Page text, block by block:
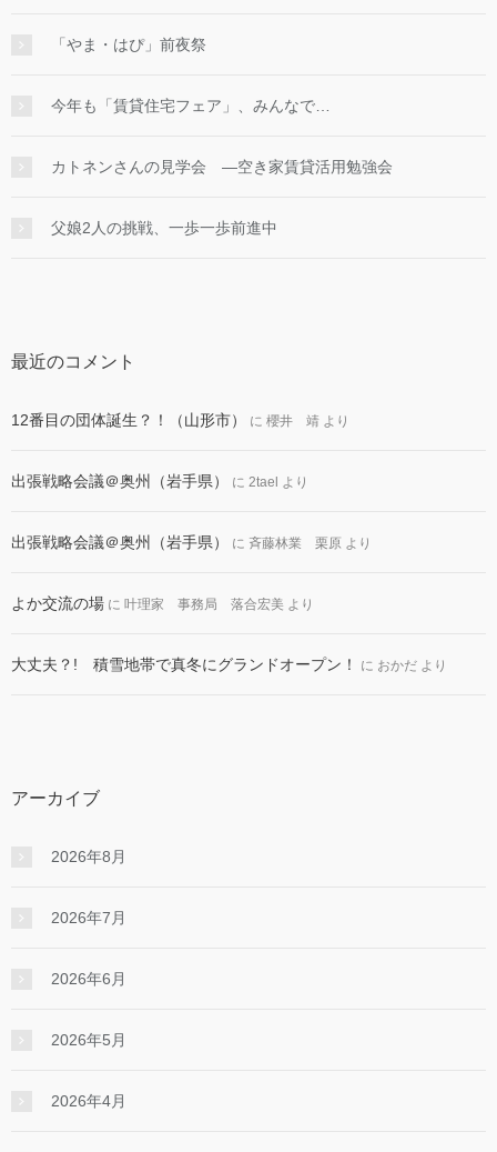
「やま・はぴ」前夜祭
今年も「賃貸住宅フェア」、みんなで…
カトネンさんの見学会 ―空き家賃貸活用勉強会
父娘2人の挑戦、一歩一歩前進中
最近のコメント
12番目の団体誕生？！（山形市） に 櫻井 靖 より
出張戦略会議＠奥州（岩手県） に 2tael より
出張戦略会議＠奥州（岩手県） に 斉藤林業 栗原 より
よか交流の場 に 叶理家 事務局 落合宏美 より
大丈夫？! 積雪地帯で真冬にグランドオープン！ に おかだ より
アーカイブ
2026年8月
2026年7月
2026年6月
2026年5月
2026年4月